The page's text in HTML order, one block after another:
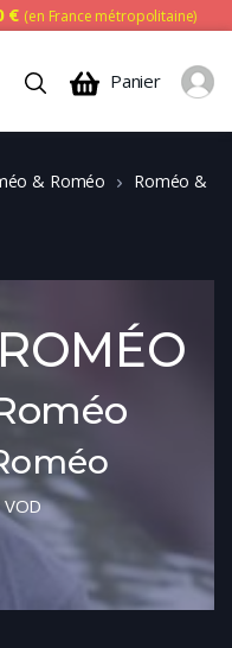
€ (en France métropolitaine)
Panier
& Roméo
Roméo &